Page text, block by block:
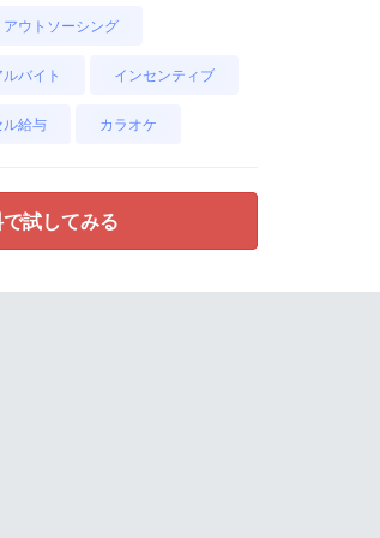
アウトソーシング
ルバイト インセンティブ
ル給与 カラオケ
試してみる